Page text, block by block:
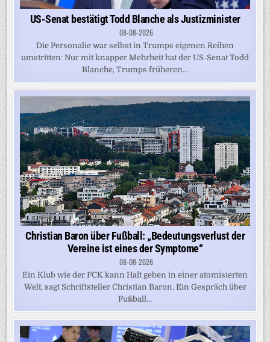
US-Senat bestätigt Todd Blanche als Justizminister
08-08-2026
Die Personalie war selbst in Trumps eigenen Reihen
umstritten: Nur mit knapper Mehrheit hat der US-Senat Todd
Blanche, Trumps früheren...
Christian Baron über Fußball: „Bedeutungsverlust der
Vereine ist eines der Symptome“
08-08-2026
Ein Klub wie der FCK kann Halt geben in einer atomisierten
Welt, sagt Schriftsteller Christian Baron. Ein Gespräch über
Fußball...